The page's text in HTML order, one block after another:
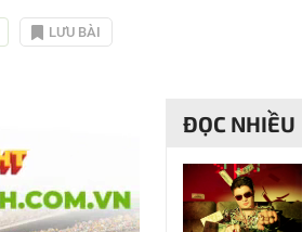
LƯU BÀI
ĐỌC NHIỀU